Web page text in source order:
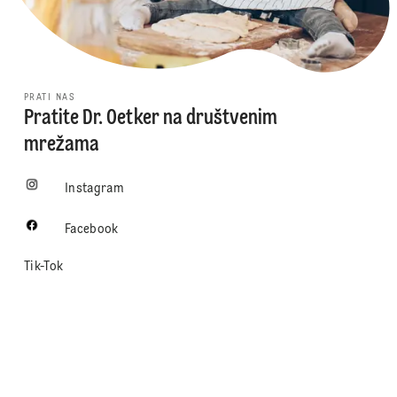
PRATI NAS
Pratite Dr. Oetker na društvenim
mrežama
Instagram
Facebook
Tik-Tok